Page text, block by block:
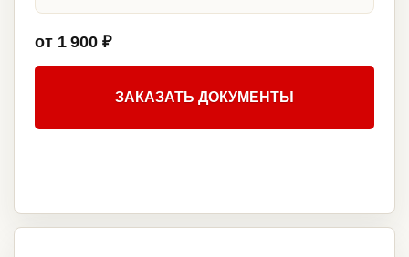
от 1 900 ₽
ЗАКАЗАТЬ ДОКУМЕНТЫ